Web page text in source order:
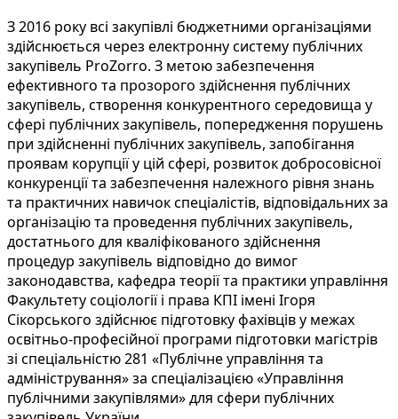
З 2016 року всі закупівлі бюджетними організаціями
здійснюється через електронну систему публічних
закупівель ProZorro. З метою забезпечення
ефективного та прозорого здійснення публічних
закупівель, створення конкурентного середовища у
сфері публічних закупівель, попередження порушень
при здійсненні публічних закупівель, запобігання
проявам корупції у цій сфері, розвиток добросовісної
конкуренції та забезпечення належного рівня знань
та практичних навичок спеціалістів, відповідальних за
організацію та проведення публічних закупівель,
достатнього для кваліфікованого здійснення
процедур закупівель відповідно до вимог
законодавства, кафедра теорії та практики управління
Факультету соціології і права КПІ імені Ігоря
Сікорського здійснює підготовку фахівців у межах
освітньо-професійної програми підготовки магістрів
зі спеціальністю 281 «Публічне управління та
адміністрування» за спеціалізацією «Управління
публічними закупівлями» для сфери публічних